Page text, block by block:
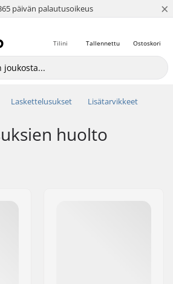
päivän palautusoikeus
4.8 / 5 ×
Ostoskori
Tallennettu
Tilini
Laskettelusukset
Lisätarvikkeet
huolto